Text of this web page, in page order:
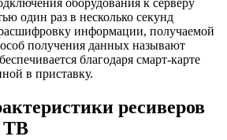
один раз в несколько секунд
расшифровку информации, получаемой
получения данных называют
благодаря смарт-карте
в приставку.
ресиверов
ТВ